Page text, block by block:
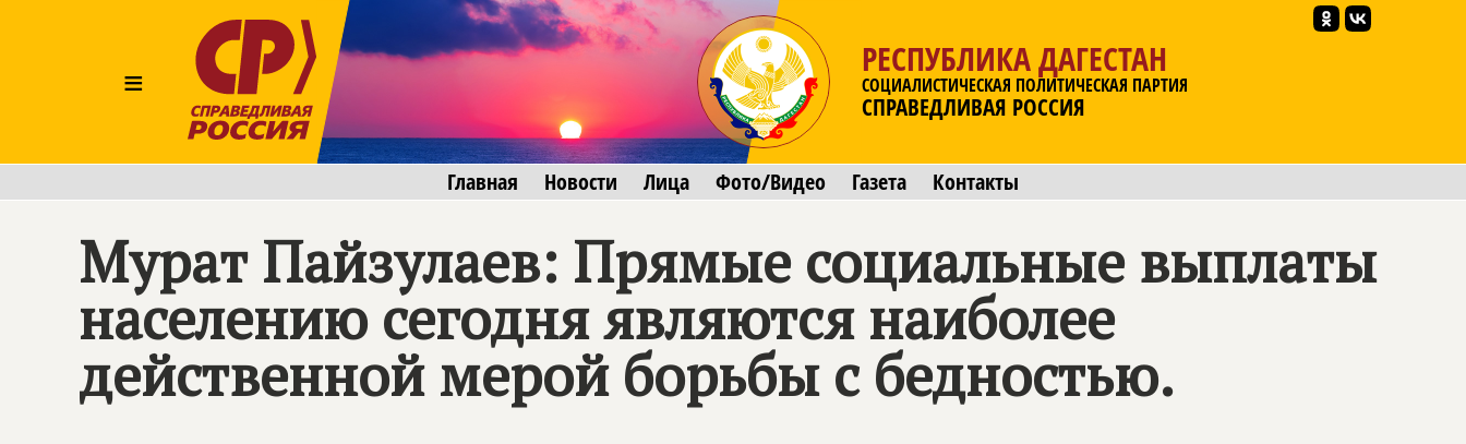
≡
РЕСПУБЛИКА ДАГЕСТАН
СОЦИАЛИСТИЧЕСКАЯ ПОЛИТИЧЕСКАЯ ПАРТИЯ
СПРАВЕДЛИВАЯ РОССИЯ
Главная Новости Лица Фото/Видео Газета Контакты
Мурат Пайзулаев: Прямые социальные выплаты
населению сегодня являются наиболее
действенной мерой борьбы с бедностью.